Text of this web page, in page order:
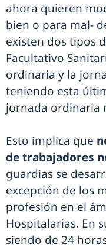
ahora quieren
bien o para mal-
existen dos tipos
Facultativo
ordinaria y la
teniendo esta
jornada ordinaria
Esto implica que
de trabajadores
guardias se
excepción de los
profesión en el
Hospitalarias. En
siendo de 24